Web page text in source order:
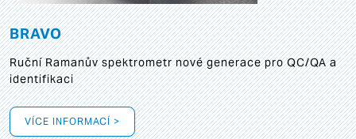
BRAVO
Ruční Ramanův spektrometr nové generace pro QC/QA a
identifikaci
VÍCE INFORMACÍ >